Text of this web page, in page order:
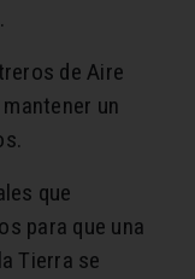
de Aire
un
que
para que una
Tierra se